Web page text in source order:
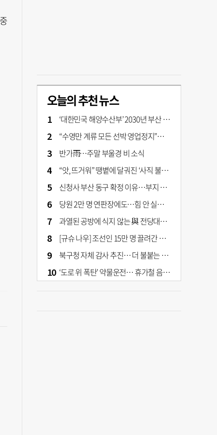
오늘의 추천 뉴스
‘대한민국 해양수산부’ 2030년 부산 북항시대 연다
“수영만 계류 모든 선박 영업정지”… 재개발 속도전
반가雨…주말 부울경 비 소식
“앗, 뜨거워” 땡볕에 달궈진 ‘사직 불가마’ 관중석 무려 70도
신청사 부산 동구 확정 이유…부지 용이성·접근성·집적 가능성이 운명 갈랐다 [해수부 북항 시대]
당원 2만 명 연판장에도…힘 안 실리는 ‘장동혁 사퇴’ 공세
과열된 공방에 식지 않는 與 전당대회… 호남·수도권 집중하는 후보들
[규슈 나우] 조선인 15만 명 끌려간 치쿠호 탄광… 대를 이은 진실 캐기
북구청 자체 감사 추진… 더 불붙는 북구 신청사 갈등
‘도로 위 폭탄’ 약물운전… 휴가철 음주와 병행 단속 [교통안전, 시민이 만든다]